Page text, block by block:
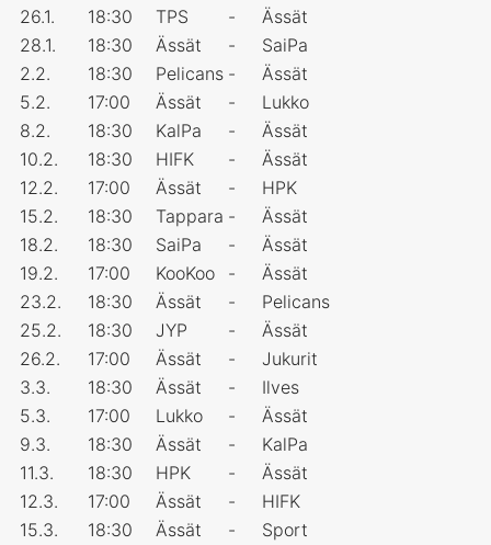
26.1.
18:30 TPS -
Ässät
28.1.
18:30 Ässät -
SaiPa
2.2.
18:30 Pelicans -
Ässät
5.2.
17:00 Ässät -
Lukko
8.2.
18:30 KalPa -
Ässät
10.2.
18:30 HIFK -
Ässät
12.2.
17:00 Ässät -
HPK
15.2.
18:30 Tappara -
Ässät
18.2.
18:30 SaiPa -
Ässät
19.2.
17:00 KooKoo -
Ässät
23.2.
18:30 Ässät -
Pelicans
25.2.
18:30 JYP -
Ässät
26.2.
17:00 Ässät -
Jukurit
3.3.
18:30 Ässät -
Ilves
5.3.
17:00 Lukko -
Ässät
9.3.
18:30 Ässät -
KalPa
11.3.
18:30 HPK -
Ässät
12.3.
17:00 Ässät -
HIFK
15.3.
18:30 Ässät -
Sport